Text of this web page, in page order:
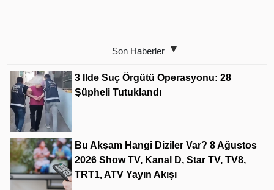
Son Haberler
3 Ilde Suç Örgütü Operasyonu: 28
Şüpheli Tutuklandı
Bu Akşam Hangi Diziler Var? 8 Ağustos
2026 Show TV, Kanal D, Star TV, TV8,
TRT1, ATV Yayın Akışı